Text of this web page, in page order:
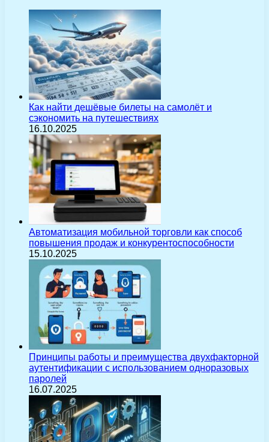
Как найти дешёвые билеты на самолёт и
сэкономить на путешествиях
16.10.2025
Автоматизация мобильной торговли как способ
повышения продаж и конкурентоспособности
15.10.2025
Принципы работы и преимущества двухфакторной
аутентификации с использованием одноразовых
паролей
16.07.2025